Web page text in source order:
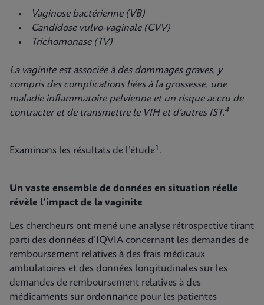
Vaginose bactérienne (VB)
Candidose vulvo-vaginale (CVV)
Trichomonase (TV)
La vaginite est associée à des dommages graves, y
compris des complications liées à la grossesse, une
maladie inflammatoire pelvienne et un risque accru de
contracter et de transmettre le VIH et d’autres IST.4
Examinons les résultats de l’étude1 .
Un vaste ensemble de données en situation réelle
révèle l’impact de la vaginite
Les chercheurs ont mené une analyse rétrospective tirant
parti des données d’IQVIA concernant les demandes de
remboursement relatives à des frais médicaux
ambulatoires et des données longitudinales sur les
demandes de remboursement relatives à des
médicaments sur ordonnance pour les patientes